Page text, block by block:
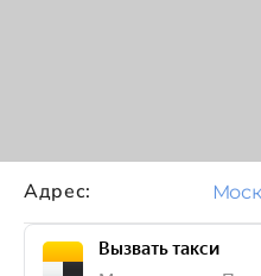
Адрес:
Вызвать такси